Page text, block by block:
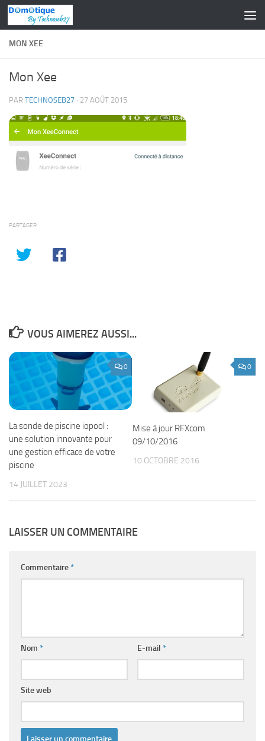
Skip to content
MON XEE
Mon Xee
PAR TECHNOSEB27 · 27 AOÛT 2015
PARTAGER
VOUS AIMEREZ AUSSI...
0
La sonde de piscine iopool :
une solution innovante pour
une gestion efficace de votre
piscine
14 JUILLET 2023
0
Mise à jour RFXcom
09/10/2016
10 OCTOBRE 2016
LAISSER UN COMMENTAIRE
Commentaire*
Nom * E-mail *
Site web